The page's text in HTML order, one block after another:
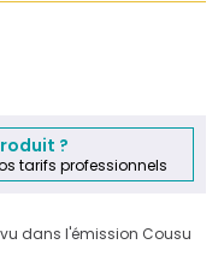
?
tarifs professionnels
dans l'émission Cousu